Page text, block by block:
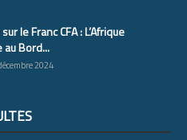
le Franc CFA : L’Afrique
Bord...
2024